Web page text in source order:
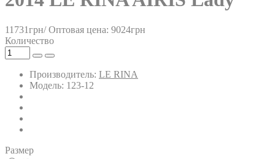
11731грн/ Оптовая цена: 9024грн
Количество
Производитель: LE RINA
Модель: 123-12
Размер